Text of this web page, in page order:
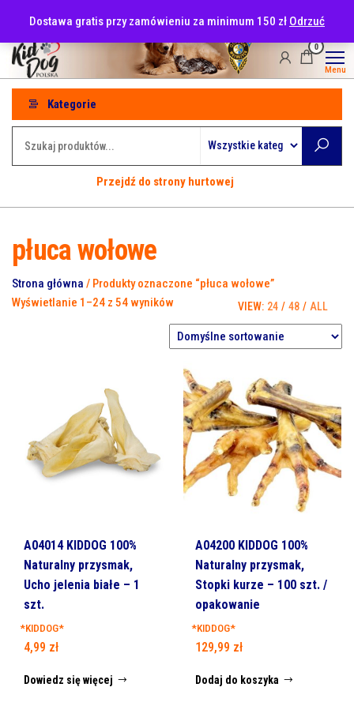
treści
Dostawa gratis przy zamówieniu za minimum 150 zł Odrzuć
0
Menu
Kategorie
Przejdź do strony hurtowej
płuca wołowe
Strona główna / Produkty oznaczone “płuca wołowe”
VIEW: 24 / 48 / ALL
Wyświetlanie 1–24 z 54 wyników
A04014 KIDDOG 100%
Naturalny przysmak,
Ucho jelenia białe – 1
szt.
*KIDDOG*
4,99 zł
Dowiedz się więcej
A04200 KIDDOG 100%
Naturalny przysmak,
Stopki kurze – 100 szt. /
opakowanie
*KIDDOG*
129,99 zł
Dodaj do koszyka